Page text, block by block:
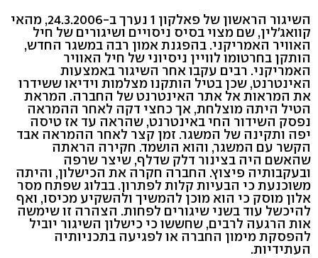
השיגור הראשון של פאלקון 1 נערך ב-24.3.2006, מהאי
קוואג'לין, שם מצוי בסיס ניסויים ושיגורים של חיל
האוויר האמריקני. בהפגנת אמון רבה במשגר החדש,
הותקן בחרטומו לוויין ניסיוני של חיל האוויר
האמריקני. רבים עקבו אחר השיגור באמצעות
האינטרנט, שכן בטיל הותקנו מצלמות וידיאו ששידרו
את המראות אל אתר האינטרנט של החברה. המראת
הטיל היתה מוצלחת, אך כחצי דקה לאחר ההמראה
נפסק השידור החי באינטרנט, שהראה עד אז טיסה
יפה ותקינה של המשגר. זמן קצר לאחר ההמראה אבד
הקשר עם המשגר, והוא הושמד. חקירה הראתה
שהאשם היה בצינור דלק שדלף, שיצר שרפה
ובעקבותיה פיצוץ. החברה חקרה את הכישלון, והיתה
משוכנעת כי הבעיות קלות לפתרון. בבלוג שפתח מסר
אלון מוסק כי הוא מוכן להמשיך ולהשקיע מכיסו, ואף
להיכשל עוד בשני שיגורים לפחות. הצהרה זו שימשה
אות הרגעה לרבים, שחששו כי כישלון השיגור יוביל
להפסקת מימון החברה או לפגיעה בתכניותיה
העתידיות.